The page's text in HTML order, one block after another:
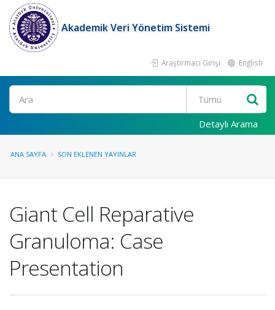
Akademik Veri Yönetim Sistemi
Araştırmacı Girişi English
Ara
Detaylı Arama
ANA SAYFA SON EKLENEN YAYINLAR
Giant Cell Reparative
Granuloma: Case
Presentation